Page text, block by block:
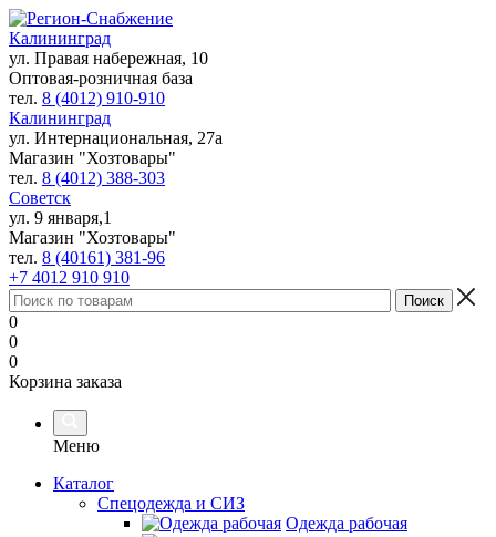
Калининград
ул. Правая набережная, 10
Оптовая-розничная база
тел. 8 (4012) 910-910
Калининград
ул. Интернациональная, 27а
Магазин "Хозтовары"
тел. 8 (4012) 388-303
Советск
ул. 9 января,1
Магазин "Хозтовары"
тел. 8 (40161) 381-96
+7 4012 910 910
0
0
0
Корзина заказа
Меню
Каталог
Спецодежда и СИЗ
Одежда рабочая